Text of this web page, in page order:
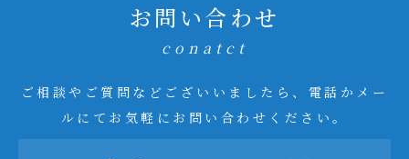
お問い合わせ
conatct
ご相談やご質問などございいましたら、電話かメー
ルにてお気軽にお問い合わせください。